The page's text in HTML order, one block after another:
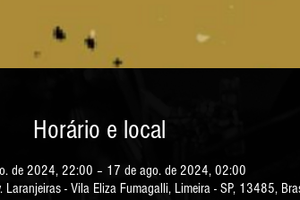
Horário e local
de 2024, 22:00 – 17 de ago. de 2024, 02:00
Laranjeiras - Vila Eliza Fumagalli, Limeira - SP, 13485,